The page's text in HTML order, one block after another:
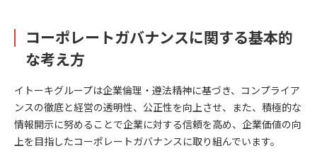
コーポレートガバナンスに関する基本的
な考え方
イトーキグループは企業倫理・遵法精神に基づき、コンプライア
ンスの徹底と経営の透明性、公正性を向上させ、また、積極的な
情報開示に努めることで企業に対する信頼を高め、企業価値の向
上を目指したコーポレートガバナンスに取り組んでいます。